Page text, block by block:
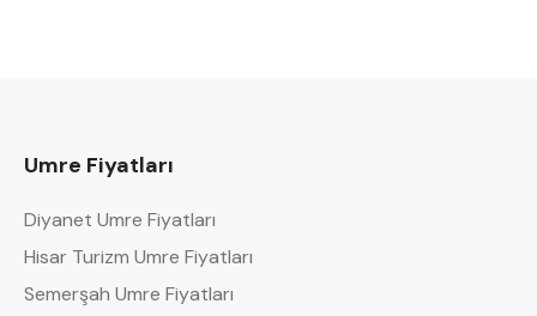
Umre Fiyatları
Diyanet Umre Fiyatları
Hisar Turizm Umre Fiyatları
Semerşah Umre Fiyatları